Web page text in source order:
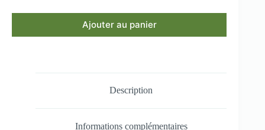
Ajouter au panier
Description
Informations complémentaires